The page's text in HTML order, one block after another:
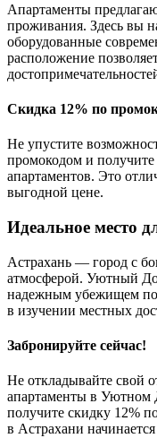
Апартаменты
проживания. Здесь вы
оборудованные
расположение
Скидка 12% по
Не упустите
промокодом и
апартаментов. Это
выгодной цене.
Идеальное место
Астрахань — город с
атмосферой. Уютный
надежным убежищем
в изучении местных
Забронируйте сейчас!
Не откладывайте свой
апартаменты в Уютном
получите скидку 12%
в Астрахани начинается